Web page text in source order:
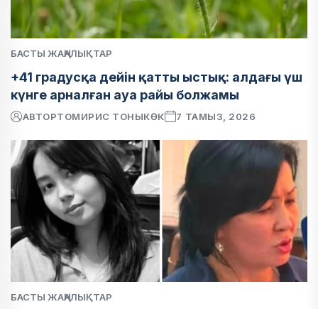
БАСТЫ ЖАҢАЛЫҚТАР
+41 градусқа дейін қатты ыстық: алдағы үш
күнге арналған ауа райы болжамы
АВТОРТОМИРИС ТОНЫКӨК 7 ТАМЫЗ, 2026
БАСТЫ ЖАҢАЛЫҚТАР